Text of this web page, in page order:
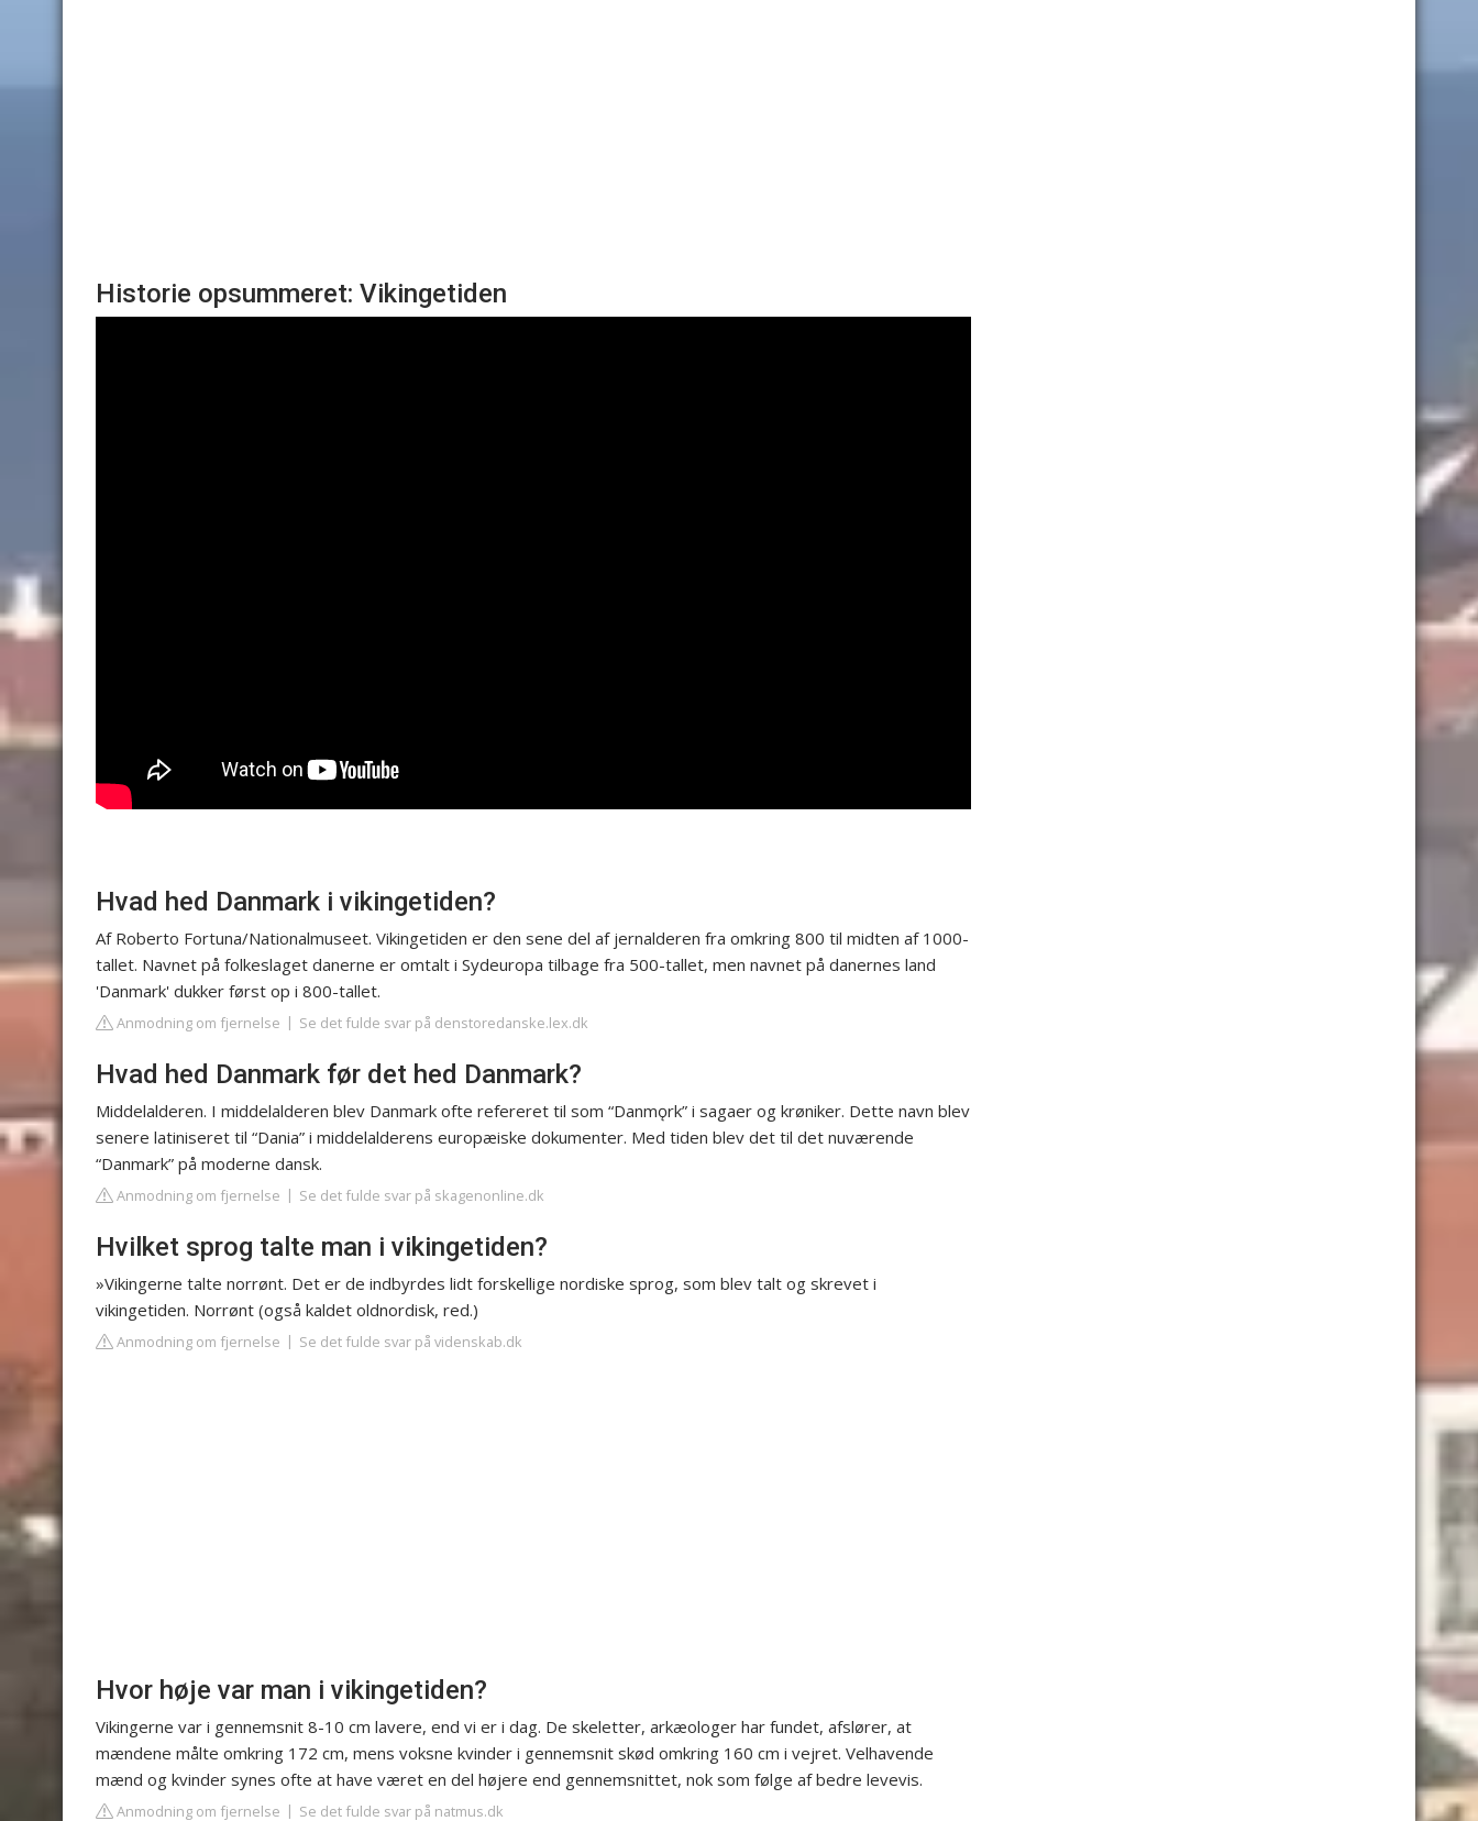
Historie opsummeret: Vikingetiden
Hvad hed Danmark i vikingetiden?
Af Roberto Fortuna/Nationalmuseet. Vikingetiden er den sene del af jernalderen fra omkring 800 til midten af 1000-
tallet. Navnet på folkeslaget danerne er omtalt i Sydeuropa tilbage fra 500-tallet, men navnet på danernes land
'Danmark' dukker først op i 800-tallet.
Anmodning om fjernelse Se det fulde svar på denstoredanske.lex.dk
Hvad hed Danmark før det hed Danmark?
Middelalderen. I middelalderen blev Danmark ofte refereret til som “Danmǫrk” i sagaer og krøniker. Dette navn blev
senere latiniseret til “Dania” i middelalderens europæiske dokumenter. Med tiden blev det til det nuværende
“Danmark” på moderne dansk.
Anmodning om fjernelse Se det fulde svar på skagenonline.dk
Hvilket sprog talte man i vikingetiden?
»Vikingerne talte norrønt. Det er de indbyrdes lidt forskellige nordiske sprog, som blev talt og skrevet i
vikingetiden. Norrønt (også kaldet oldnordisk, red.)
Anmodning om fjernelse Se det fulde svar på videnskab.dk
Hvor høje var man i vikingetiden?
Vikingerne var i gennemsnit 8-10 cm lavere, end vi er i dag. De skeletter, arkæologer har fundet, afslører, at
mændene målte omkring 172 cm, mens voksne kvinder i gennemsnit skød omkring 160 cm i vejret. Velhavende
mænd og kvinder synes ofte at have været en del højere end gennemsnittet, nok som følge af bedre levevis.
Anmodning om fjernelse Se det fulde svar på natmus.dk